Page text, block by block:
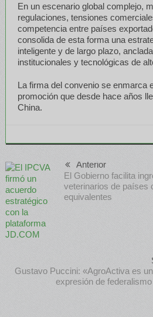
En un escenario global complejo,
regulaciones, tensiones
competencia entre países
consolida de esta forma una
inteligente y de largo plazo,
institucionales y tecnológicas de
La firma del convenio se enmarca
promoción que desde hace años
China.
Anterior
El Gobierno facilita
veterinarios de países
equivalentes
Gustavo Puccini: «AgroActiva es
expresión de